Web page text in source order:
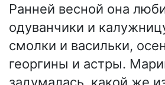
Ранней весной она
одуванчики и
смолки и васильки,
георгины и астры.
задумалась, какой же